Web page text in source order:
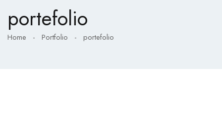
portefolio
Home - Portfolio - portefolio